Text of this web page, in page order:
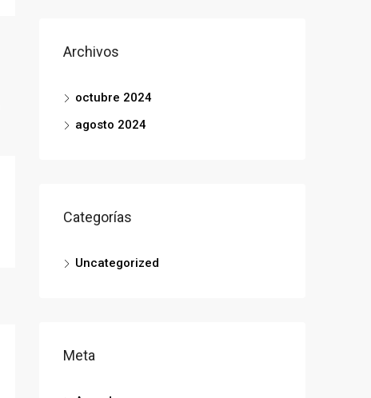
Archivos
octubre 2024
agosto 2024
Categorías
Uncategorized
Meta